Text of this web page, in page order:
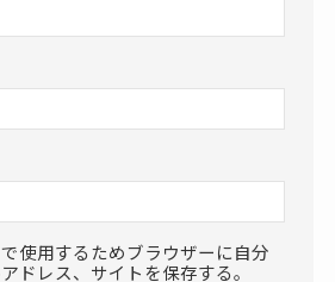
使用するためブラウザーに自分
ドレス、サイトを保存する。